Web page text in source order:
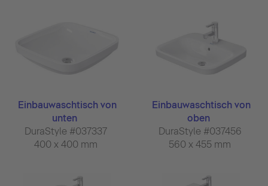
Einbauwaschtisch von
unten
DuraStyle #037337
400 x 400 mm
Einbauwaschtisch von
oben
DuraStyle #037456
560 x 455 mm